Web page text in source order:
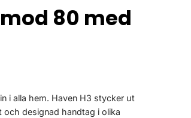
80 med
i alla hem. Haven H3 stycker ut
och designad handtag i olika